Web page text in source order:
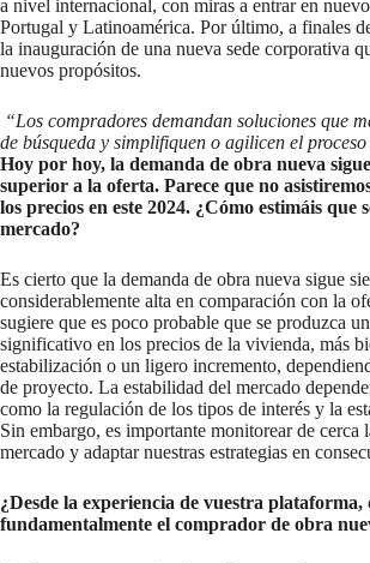
a nivel internacional, con miras a entrar en
Portugal y Latinoamérica. Por último, a finales
la inauguración de una nueva sede corporativa
nuevos propósitos.
“Los compradores demandan soluciones que
de búsqueda y simplifiquen o agilicen el
Hoy por hoy, la demanda de obra nueva
superior a la oferta. Parece que no
los precios en este 2024. ¿Cómo estimáis que
mercado?
Es cierto que la demanda de obra nueva sigue
considerablemente alta en comparación con la
sugiere que es poco probable que se produzca
significativo en los precios de la vivienda, más
estabilización o un ligero incremento,
de proyecto. La estabilidad del mercado
como la regulación de los tipos de interés y la
Sin embargo, es importante monitorear de cerca
mercado y adaptar nuestras estrategias en
¿Desde la experiencia de vuestra plataforma,
fundamentalmente el comprador de obra